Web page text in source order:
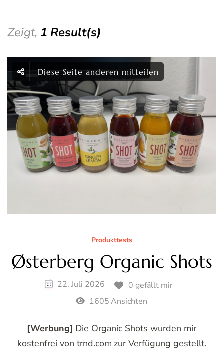
Zeigt, 1 Result(s)
Diese Seite anderen mitteilen
Produkttests
Østerberg Organic Shots
22. Juli 2026
0 gefällt mir
1605 Ansichten
[Werbung] Die Organic Shots wurden mir
kostenfrei von trnd.com zur Verfügung gestellt.